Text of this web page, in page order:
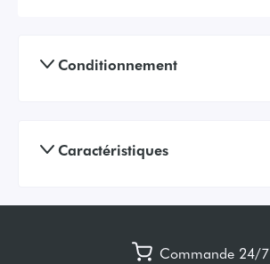
Conditionnement
Caractéristiques
Commande 24/7